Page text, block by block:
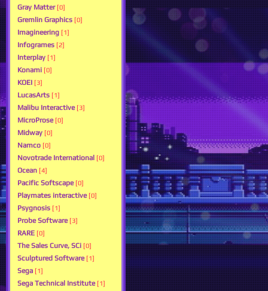
Gray Matter [0]
Gremlin Graphics [0]
Imagineering [1]
Infogrames [2]
Interplay [1]
Konami [0]
KOEI [3]
LucasArts [1]
Malibu Interactive [3]
MicroProse [0]
Midway [0]
Namco [0]
Novotrade International [0]
Ocean [4]
Pacific Softscape [0]
Playmates interactive [0]
Psygnosis [1]
Probe Software [3]
RARE [0]
The Sales Curve, SCi [0]
Sculptured Software [1]
Sega [1]
Sega Technical Institute [1]